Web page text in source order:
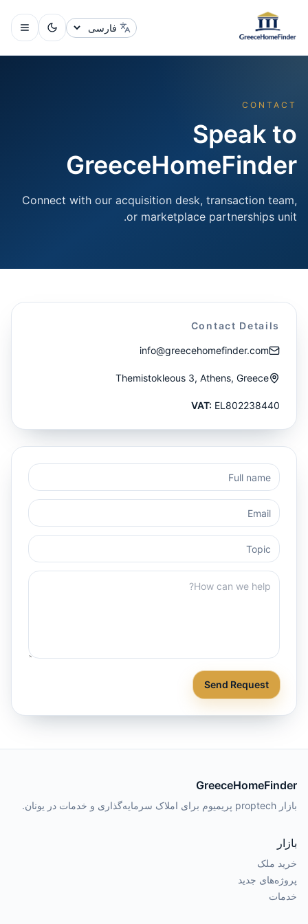
تغییر زبان
CONTACT
Speak to
GreeceHomeFinder
Connect with our acquisition desk, transaction team,
or marketplace partnerships unit.
Contact Details
info@greecehomefinder.com
Themistokleous 3, Athens, Greece
VAT: EL802238440
Send Request
GreeceHomeFinder
بازار proptech پریمیوم برای املاک سرمایه‌گذاری و خدمات در یونان.
بازار
خرید ملک
پروژه‌های جدید
خدمات